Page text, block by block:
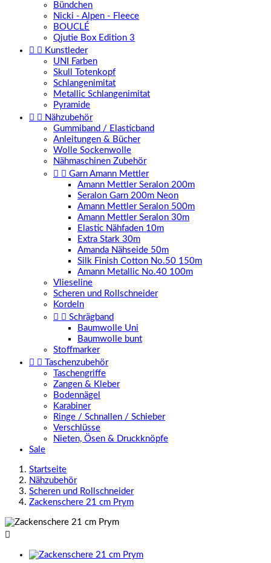
Bündchen
Nicki - Alpen - Fleece
BOUCLÉ
Qjutie Box Edition 3
  Kunstleder
UNI Farben
Skull Totenkopf
Schlangenimitat
Metallic Schlangenimitat
Pyramide
  Nähzubehör
Gummiband / Elasticband
Anleitungen & Bücher
Wolle Sockenwolle
Nähmaschinen Zubehör
  Garn Amann Mettler
Amann Mettler Seralon 200m
Seralon Garn 200m Neon
Amann Mettler Seralon 500m
Amann Mettler Seralon 30m
Elastic Nähfaden 10m
Extra Stark 30m
Amanda Nähseide 50m
Silk Finish Cotton No.50 150m
Amann Metallic No.40 100m
Vlieseline
Scheren und Rollschneider
Kordeln
  Schrägband
Baumwolle Uni
Baumwolle bunt
Stoffmarker
 
Taschenzubehör
Taschengriffe
Zangen & Kleber
Bodennägel
Karabiner
Ringe / Schnallen / Schieber
Verschlüsse
Nieten, Ösen & Druckknöpfe
Sale
Startseite
Nähzubehör
Scheren und Rollschneider
Zackenschere 21 cm Prym
